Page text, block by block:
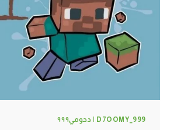
MINECRAFT
:
D7OOMY999
D7OOMY_999 | دحومي٩٩٩